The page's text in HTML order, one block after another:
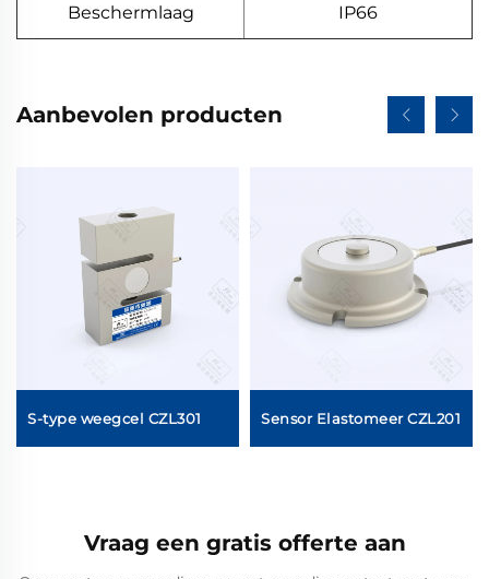
Beschermlaag IP66
Aanbevolen producten
S-type weegcel CZL301 Sensor Elastomeer CZL201
Vraag een gratis offerte aan